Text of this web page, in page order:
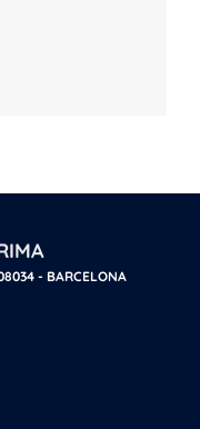
- BARCELONA